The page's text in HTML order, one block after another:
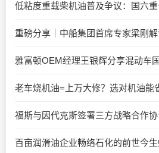
重磅分享｜中船集团首席专家梁刚
老车烧机油=上万大修？选对机油能
福斯与因代克斯签署三方战略合作
百亩润滑油企业畅络石化的前世今